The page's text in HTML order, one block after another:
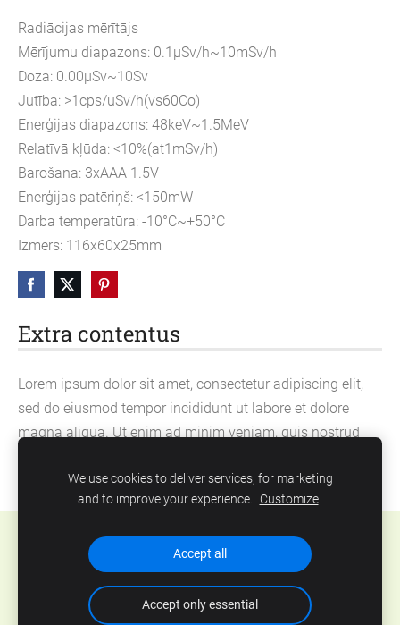
Extra contentus
Lorem ipsum dolor sit amet, consectetur adipiscing elit,
sed do eiusmod tempor incididunt ut labore et dolore
magna aliqua. Ut enim ad minim veniam, quis nostrud
commodo consequat.
Radiācijas mērītājs
Mērījumu diapazons: 0.1μSv/h~10mSv/h
Doza: 0.00μSv~10Sv
Jutība: >1cps/uSv/h(vs60Co)
Enerģijas diapazons: 48keV~1.5MeV
Relatīvā kļūda: <10%(at1mSv/h)
Barošana: 3xAAA 1.5V
Enerģijas patēriņš: <150mW
Darba temperatūra: -10°C~+50°C
Izmērs: 116x60x25mm
Cookies
We use cookies to deliver services, for marketing
and to improve your experience. Customize
Accept all
Accept only essential